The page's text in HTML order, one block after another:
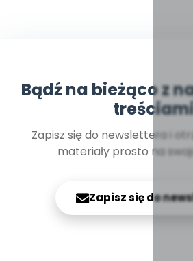
Bądź na bieżąco z
treściami
Zapisz się do newslettera i
materiały prosto na
Zapisz się do